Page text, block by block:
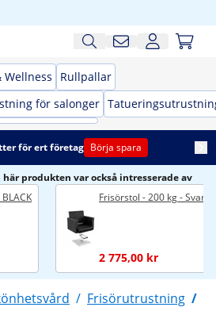
Wellness
Rullpallar
för salonger
för ert företag Börja spara
produkten var också intresserade av
Frisörstol - 200 kg - Svart
2 775,00 kr
/ Frisörutrustning /